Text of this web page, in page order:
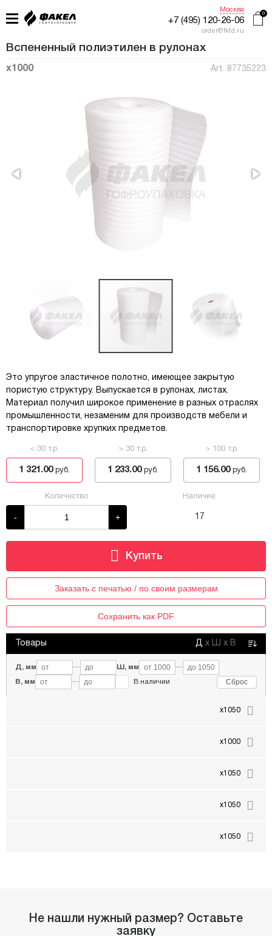
Москва
+7 (495) 120-26-06
order@fkfd.ru
ПРОИЗВОДСТВО
ЖУРНАЛ УПАКОВЩИКА
Вспененный полиэтилен в рулонах
x1000 Art. 87735223
Это упругое эластичное полотно, имеющее закрытую
пористую структуру. Выпускается в рулонах, листах.
Материал получил широкое применение в разных отраслях
промышленности, незаменим для производств мебели и
транспортировке хрупких предметов.
< 30 т.р.
1 321.00руб.
> 30 т.р.
1 233.00руб.
> 100 т.р.
1 156.00руб.
Наличие:
17
Количество
- +
Заказать с печатью / по своим размерам
Сохранить как PDF
Товары Д х Ш х В
Д, мм — Ш, мм —
В, мм — В наличии Сброс
x1050
x1000
x1050
x1050
x1050
Не нашли нужный размер? Оставьте
заявку